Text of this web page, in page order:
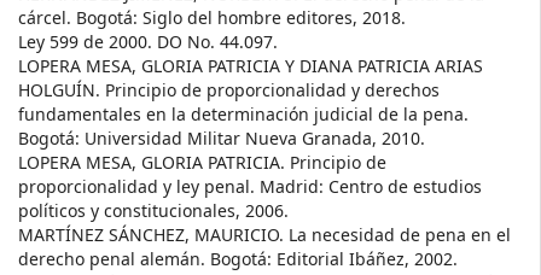
cárcel. Bogotá: Siglo del hombre editores, 2018.
Ley 599 de 2000. DO No. 44.097.
LOPERA MESA, GLORIA PATRICIA Y DIANA PATRICIA ARIAS
HOLGUÍN. Principio de proporcionalidad y derechos
fundamentales en la determinación judicial de la pena.
Bogotá: Universidad Militar Nueva Granada, 2010.
LOPERA MESA, GLORIA PATRICIA. Principio de
proporcionalidad y ley penal. Madrid: Centro de estudios
políticos y constitucionales, 2006.
MARTÍNEZ SÁNCHEZ, MAURICIO. La necesidad de pena en el
derecho penal alemán. Bogotá: Editorial Ibáñez, 2002.